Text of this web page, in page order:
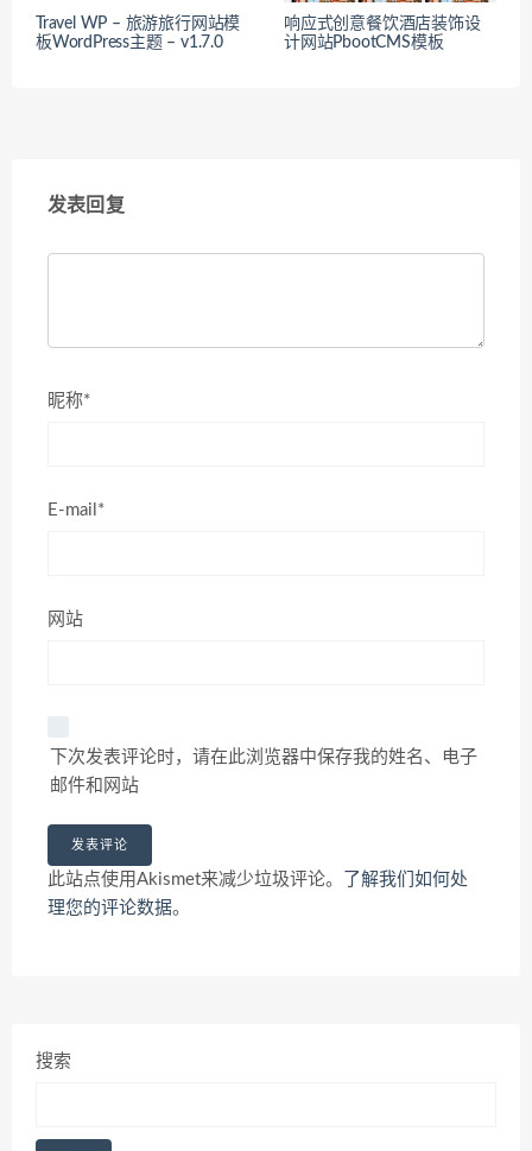
Travel WP – 旅游旅行网站模
板WordPress主题 – v1.7.0
响应式创意餐饮酒店装饰设
计网站PbootCMS模板
发表回复
昵称*
E-mail*
网站
下次发表评论时，请在此浏览器中保存我的姓名、电子
邮件和网站
此站点使用Akismet来减少垃圾评论。
了解我们如何处
理您的评论数据。
搜索